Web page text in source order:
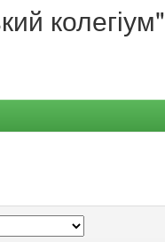
колегіум"